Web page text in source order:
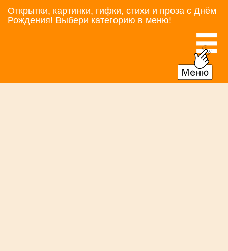
Открытки, картинки, гифки, стихи и проза с Днём
Рождения! Выбери категорию в меню!